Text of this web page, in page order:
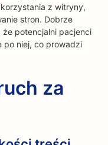
z witryny,
stron. Dobrze
potencjalni pacjenci
po niej, co prowadzi
za